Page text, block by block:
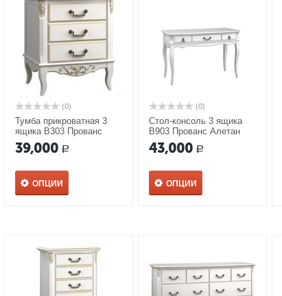
(0)
Тумба прикроватная 3
ящика В303 Прованс
Алетан
39,000 Р
ОПЦИИ
(0)
Стол-консоль 3 ящика
В903 Прованс Алетан
43,000 Р
ОПЦИИ